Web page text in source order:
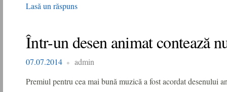
Lasă un răspuns
Într-un desen animat contează
07.07.2014
admin
Premiul pentru cea mai bună muzică a fost acordat desenului